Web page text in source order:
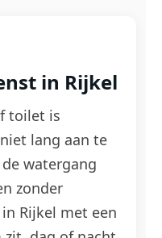
in Rijkel
toilet is
lang aan te
watergang
zonder
Rijkel met een